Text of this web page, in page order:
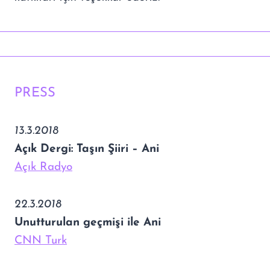
PRESS
13.3.2018
Açık Dergi: Taşın Şiiri – Ani
Açık Radyo
22.3.2018
Unutturulan geçmişi ile Ani
CNN Turk